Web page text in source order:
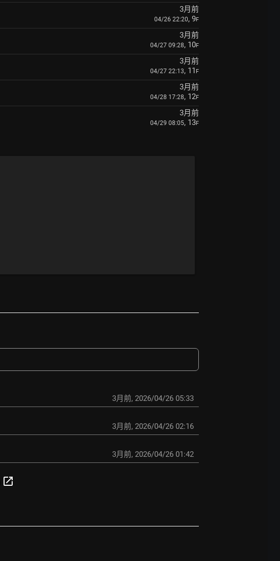
3月前
04/26 22:20, 9F
3月前
04/27 09:28, 10F
3月前
04/27 22:13, 11 F
3月前
04/28 17:28, 12F
3月前
04/29 08:05, 13F
3月前, 2026/04/26 05:33
3月前, 2026/04/26 02:16
3月前, 2026/04/26 01:42
open_in_new